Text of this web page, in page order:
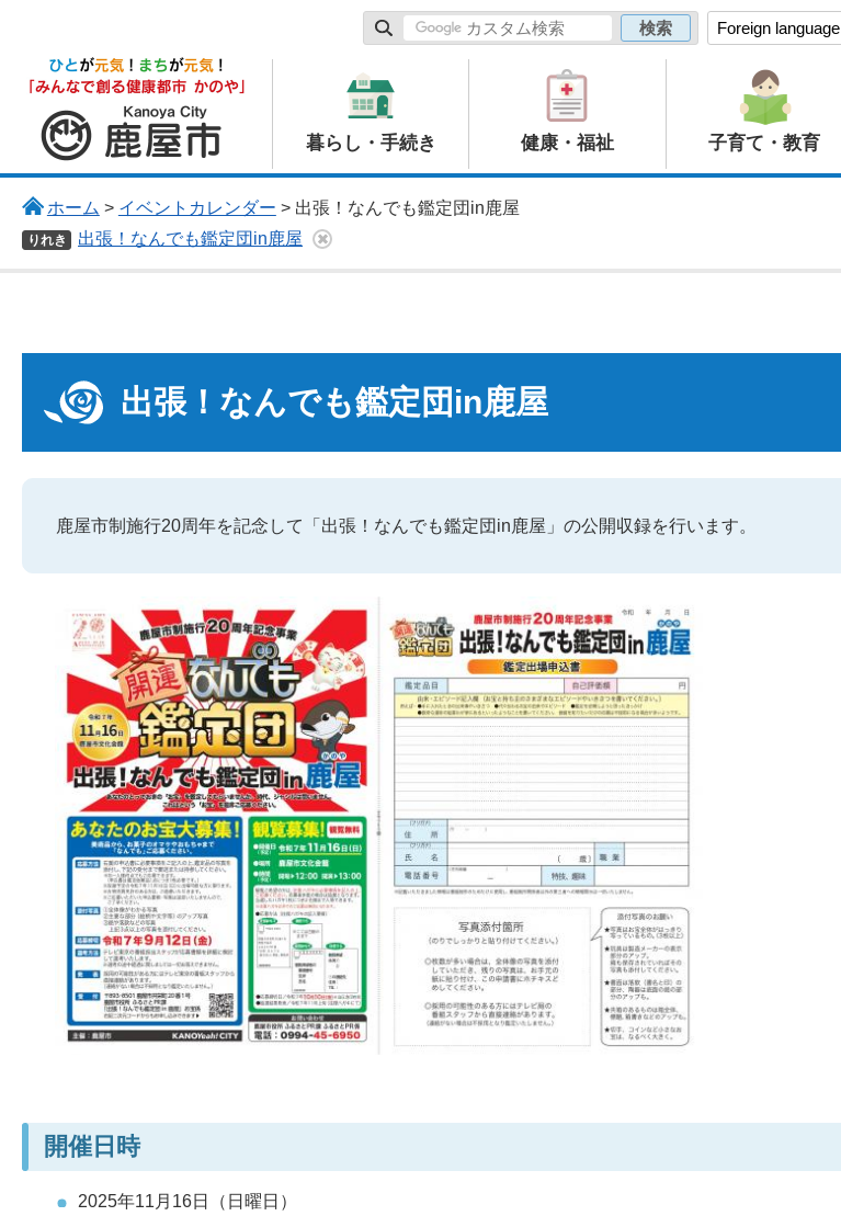
Foreign language
鹿屋市
暮らし・手続き 健康・福祉 子育て・教育
ホーム > イベントカレンダー > 出張！なんでも鑑定団in鹿屋
りれき 出張！なんでも鑑定団in鹿屋
出張！なんでも鑑定団in鹿屋
鹿屋市制施行20周年を記念して「出張！なんでも鑑定団in鹿屋」の公開収録を行います。
開催日時
2025年11月16日（日曜日）